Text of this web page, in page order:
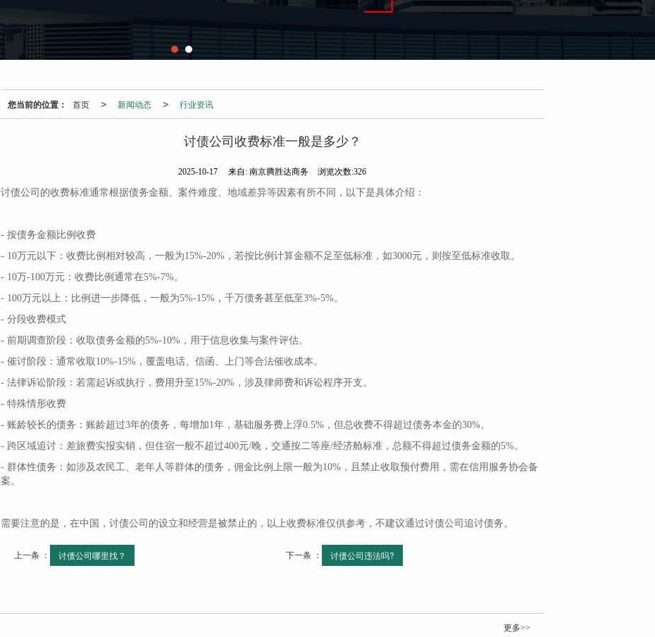
您当前的位置： 首页 > 新闻动态 > 行业资讯
讨债公司收费标准一般是多少？
2025-10-17 来自:南京腾胜达商务 浏览次数:326
讨债公司的收费标准通常根据债务金额、案件难度、地域差异等因素有所不同，以下是具体介绍：
- 按债务金额比例收费
- 10万元以下：收费比例相对较高，一般为15%-20%，若按比例计算金额不足至低标准，如3000元，则按至低标准收取。
- 10万-100万元：收费比例通常在5%-7%。
- 100万元以上：比例进一步降低，一般为5%-15%，千万债务甚至低至3%-5%。
- 分段收费模式
- 前期调查阶段：收取债务金额的5%-10%，用于信息收集与案件评估。
- 催讨阶段：通常收取10%-15%，覆盖电话、信函、上门等合法催收成本。
- 法律诉讼阶段：若需起诉或执行，费用升至15%-20%，涉及律师费和诉讼程序开支。
- 特殊情形收费
- 账龄较长的债务：账龄超过3年的债务，每增加1年，基础服务费上浮0.5%，但总收费不得超过债务本金的30%。
- 跨区域追讨：差旅费实报实销，但住宿一般不超过400元/晚，交通按二等座/经济舱标准，总额不得超过债务金额的5%。
- 群体性债务：如涉及农民工、老年人等群体的债务，佣金比例上限一般为10%，且禁止收取预付费用，需在信用服务协会备
案。
需要注意的是，在中国，讨债公司的设立和经营是被禁止的，以上收费标准仅供参考，不建议通过讨债公司追讨债务。
上一条 ： 讨债公司哪里找？ 下一条 ： 讨债公司违法吗?
更多>>